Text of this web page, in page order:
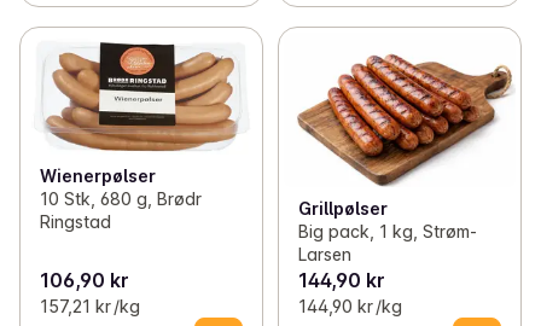
Wienerpølser
10 Stk, 680 g, Brødr
Ringstad
106,90 kr
157,21 kr /kg
Grillpølser
Big pack, 1 kg, Strøm-
Larsen
144,90 kr
144,90 kr /kg